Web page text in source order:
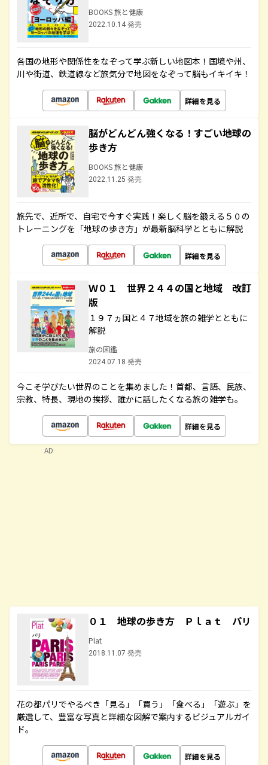
BOOKS 旅と健康
2022.10.14 発売
各国の地形や関係性をなぞって学ぶ新しい地図本！国境や州、
川や街道、鉄道線など旅気分で地図をなぞって脳もイキイキ！
詳細を見る
脳がどんどん強くなる！すごい地球の
歩き方
BOOKS 旅と健康
2022.11.25 発売
旅先で、近所で、自宅で今すぐ実践！楽しく脳を鍛える５０の
トレーニングを「地球の歩き方」が最新脳科学とともに解説
詳細を見る
Ｗ０１ 世界２４４の国と地域 改訂
版
１９７ヵ国と４７地域を旅の雑学とともに
解説
旅の図鑑
2024.07.18 発売
今こそ学びたい世界のことを集めました！首都、言語、民族、
宗教、特長、現地の挨拶、誰かに話したくなる旅の雑学も。
詳細を見る
０１ 地球の歩き方 Ｐｌａｔ パリ
Plat
2018.11.07 発売
花の都パリでやるべき「見る」「買う」「食べる」「遊ぶ」を
厳選して、豊富な写真と詳細な図解で案内するビジュアルガイ
ド。
詳細を見る
AD